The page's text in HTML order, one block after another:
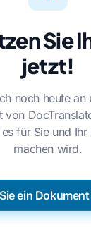
Sie
jetzt!
noch heute an
von
für Sie und Ihr
machen wird.
ein